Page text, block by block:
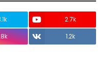
2.7k
1.2k